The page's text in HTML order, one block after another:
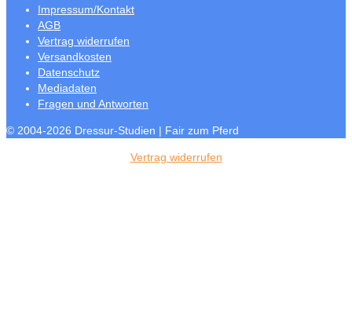
Impressum/Kontakt
AGB
Vertrag widerrufen
Versandkosten
Datenschutz
Mediadaten
Fragen und Antworten
© 2004-2026 Dressur-Studien | Fair zum Pferd
Vertrag widerrufen